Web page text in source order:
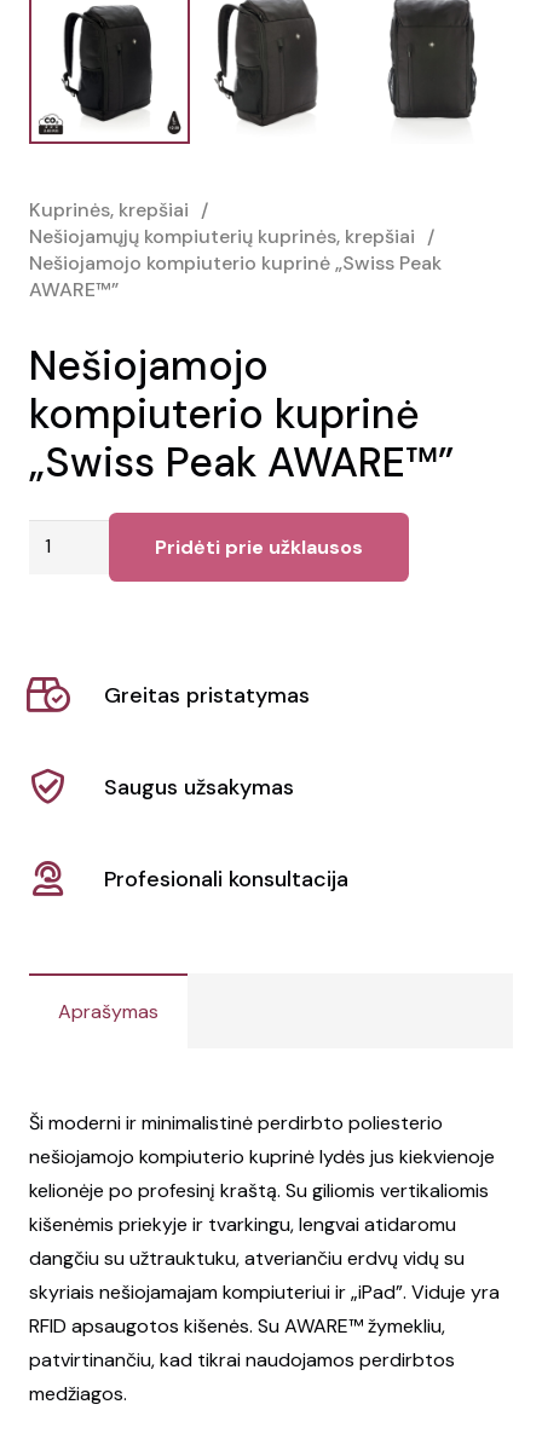
Kuprinės, krepšiai /
Nešiojamųjų kompiuterių kuprinės, krepšiai /
Nešiojamojo kompiuterio kuprinė „Swiss Peak
AWARE™”
Nešiojamojo
kompiuterio kuprinė
„Swiss Peak AWARE™”
produkto
"Swiss
AWARE™"
Pridėti prie užklausos
Greitas pristatymas
Saugus užsakymas
Profesionali konsultacija
Aprašymas
Ši moderni ir minimalistinė perdirbto poliesterio
nešiojamojo kompiuterio kuprinė lydės jus kiekvienoje
kelionėje po profesinį kraštą. Su giliomis vertikaliomis
kišenėmis priekyje ir tvarkingu, lengvai atidaromu
dangčiu su užtrauktuku, atveriančiu erdvų vidų su
skyriais nešiojamajam kompiuteriui ir „iPad”. Viduje yra
RFID apsaugotos kišenės. Su AWARE™ žymekliu,
patvirtinančiu, kad tikrai naudojamos perdirbtos
medžiagos.